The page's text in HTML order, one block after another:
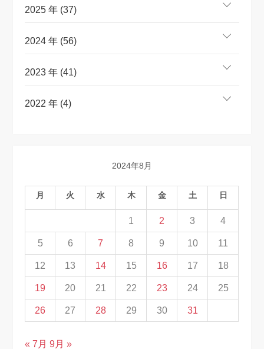
2025 年 (37)
2024 年 (56)
2023 年 (41)
2022 年 (4)
2024年8月
月 火 水 木 金 土 日
1 2 3 4
5 6 7 8 9 10 11
12 13 14 15 16 17 18
19 20 21 22 23 24 25
26 27 28 29 30 31
« 7月 9月 »